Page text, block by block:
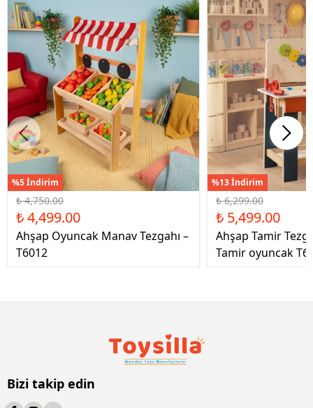
%5 İndirim
₺ 4,750.00
₺ 4,499.00
Ahşap Oyuncak Manav Tezgahı –
T6012
%13 İndirim
₺ 6,299.00
₺ 5,499.00
Ahşap Tamir
Tamir oyuncak
Bizi takip edin